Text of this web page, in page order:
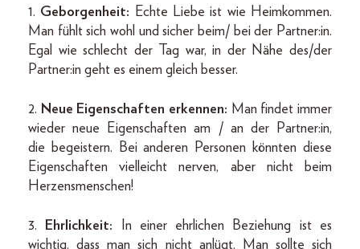
1. Geborgenheit: Echte Liebe ist wie Heimkommen.
Man fühlt sich wohl und sicher beim/ bei der Partner:in.
Egal wie schlecht der Tag war, in der Nähe des/der
Partner:in geht es einem gleich besser.
2. Neue Eigenschaften erkennen: Man findet immer
wieder neue Eigenschaften am / an der Partner:in,
die begeistern. Bei anderen Personen könnten diese
Eigenschaften vielleicht nerven, aber nicht beim
Herzensmenschen!
3. Ehrlichkeit: In einer ehrlichen Beziehung ist es
wichtig, dass man sich nicht anlügt. Man sollte sich